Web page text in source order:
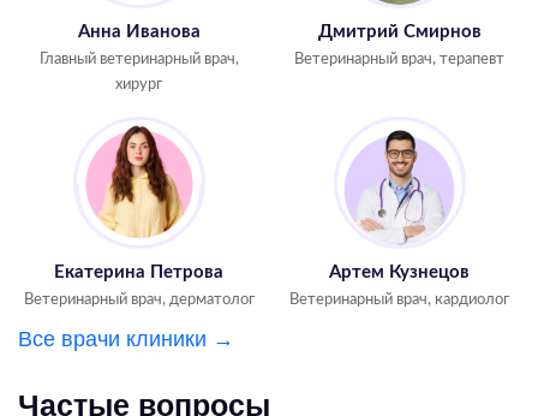
Анна Иванова
Главный ветеринарный врач,
хирург
Дмитрий Смирнов
Ветеринарный врач, терапевт
Екатерина Петрова
Ветеринарный врач, дерматолог
Артем Кузнецов
Ветеринарный врач, кардиолог
Все врачи клиники →
Частые вопросы